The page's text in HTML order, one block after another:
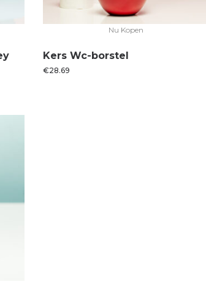
Nu Kopen
Kers Wc-borstel
€28.69